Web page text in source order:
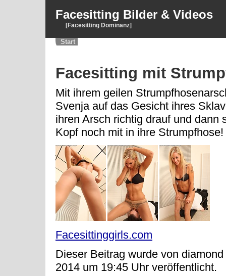
Facesitting Bilder & Videos
[Facesitting Dominanz]
Start
Facesitting mit
Mit ihrem geilen
Svenja auf das Gesicht ihres
ihren Arsch richtig drauf und dann
Kopf noch mit in ihre Strumpfhose!
Facesittinggirls.com
Dieser Beitrag wurde von
2014 um 19:45 Uhr veröffentlicht.